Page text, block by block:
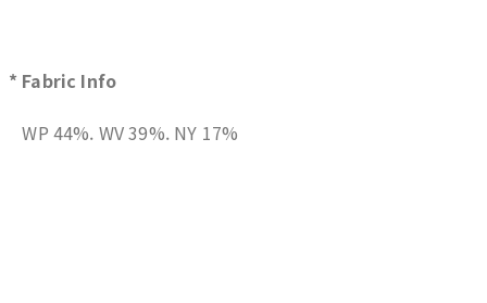
* Fabric Info
WP 44%. WV 39%. NY 17%